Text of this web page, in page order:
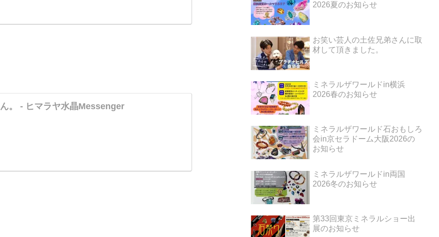
。 - ヒマラヤ水晶Messenger
2026夏のお知らせ
お笑い芸人の土佐兄弟さんに取
材して頂きました。
ミネラルザワールドin横浜
2026春のお知らせ
ミネラルザワールド石おもしろ
会in京セラドーム大阪2026の
お知らせ
ミネラルザワールドin両国
2026冬のお知らせ
第33回東京ミネラルショー出
展のお知らせ